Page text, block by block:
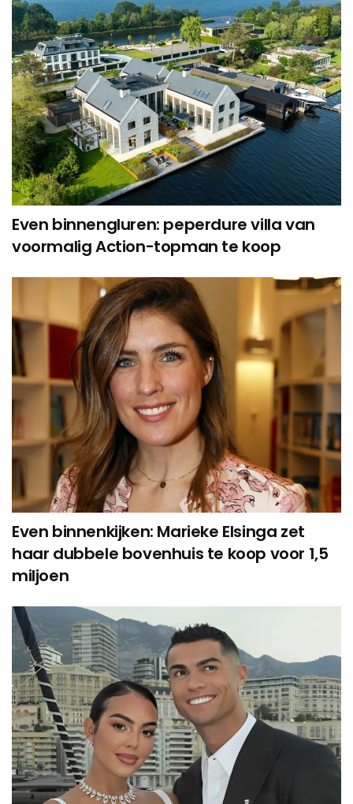
Even binnengluren: peperdure villa van
voormalig Action-topman te koop
Even binnenkijken: Marieke Elsinga zet
haar dubbele bovenhuis te koop voor 1,5
miljoen